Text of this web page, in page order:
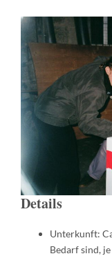
Details
Unterkunft:
Bedarf sind,